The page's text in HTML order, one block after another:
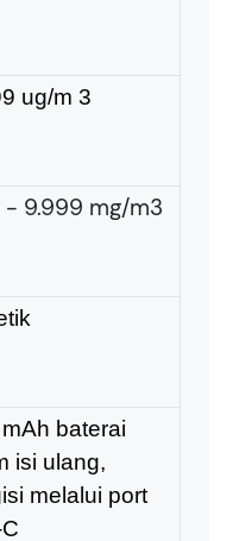
ug/m 3
- 9.999 mg/m3
baterai
isi ulang,
melalui port